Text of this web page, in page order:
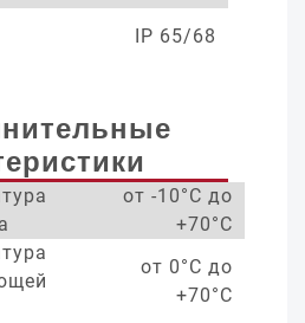
IP 65/68
от -10°С до
+70°С
от 0°С до
+70°С